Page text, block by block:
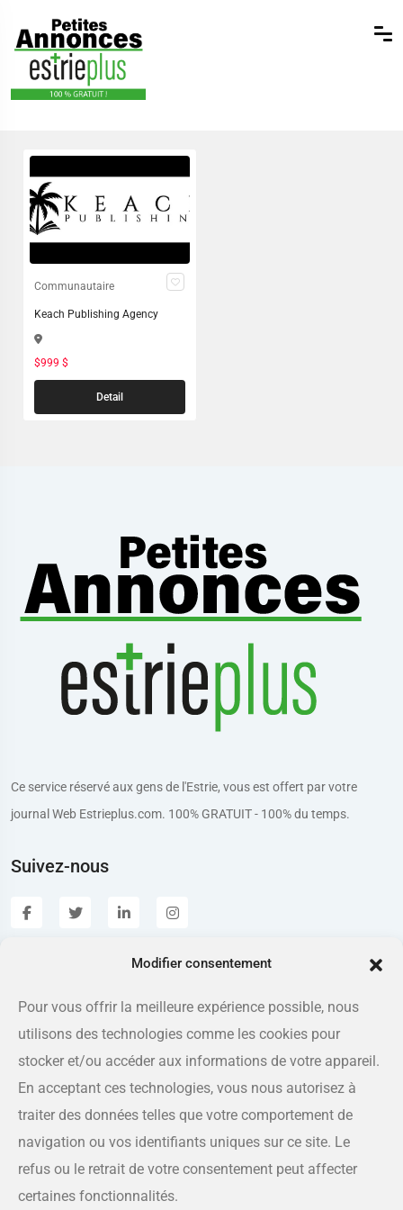
Modifier consentement
Pour vous offrir la meilleure expérience possible, nous
utilisons des technologies comme les cookies pour
stocker et/ou accéder aux informations de votre appareil.
En acceptant ces technologies, vous nous autorisez à
traiter des données telles que votre comportement de
navigation ou vos identifiants uniques sur ce site. Le
refus ou le retrait de votre consentement peut affecter
certaines fonctionnalités.
Communautaire
Keach Publishing Agency
$999 $
Detail
Ce service réservé aux gens de l'Estrie, vous est offert par votre
journal Web Estrieplus.com. 100% GRATUIT - 100% du temps.
Suivez-nous
Adresse
175 rue Queen, Sherbrooke QC J1L 1K1
Téléphone
819-566-8810
Courriel